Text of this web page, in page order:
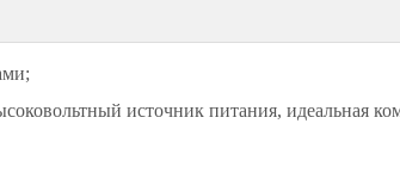
источник питания, идеальная